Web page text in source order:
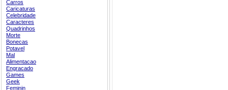
Carros
Caricaturas
Celebridade
Caracteres
Quadrinhos
Morte
Bonecas
Potavel
Mal
Alimentacao
Engracado
Games
Geek
Feminin